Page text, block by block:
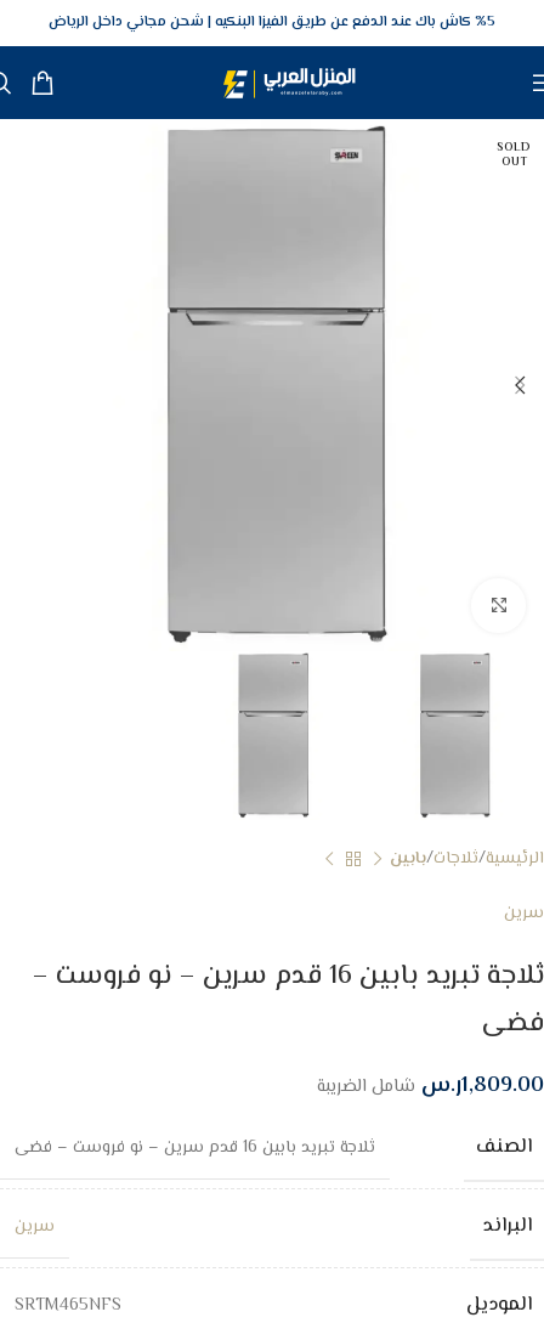
5‎% كاش باك عند الدفع عن طريق الفيزا البنكيه شحن مجاني داخل الرياض
SOLD
OUT
الرئيسية ثلاجات بابين
سرين
ثلاجة تبريد بابين 16 قدم سرين – نو فروست –
فضى
1,809.00ر.س شامل الضريبة
الصنف ثلاجة تبريد بابين 16 قدم سرين – نو فروست – فضى
البراند سرين
الموديل SRTM465NFS